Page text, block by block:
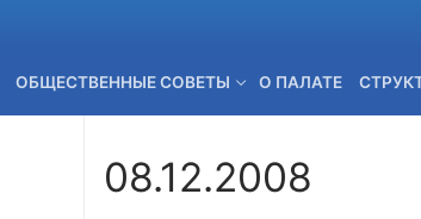
ОБЩЕСТВЕННЫЕ СОВЕТЫ О ПАЛАТЕ
08.12.2008